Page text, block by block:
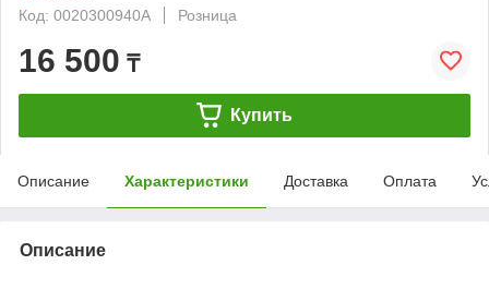
Код: 0020300940A
Розница
16 500 ₸
Купить
Описание Характеристики Доставка Оплата
Описание